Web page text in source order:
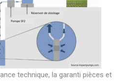
technique, la garanti pièces et